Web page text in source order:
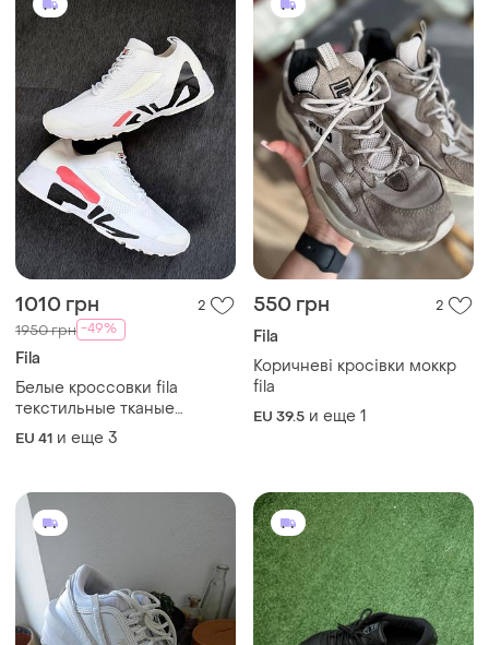
1010 грн 2
1950 грн -49%
Fila
Белые кроссовки fila
текстильные тканые
дышащие мокасины
слипоны
EU 41 и еще 3
550 грн 2
Fila
Коричневі кросівки моккр
fila
EU 39.5 и еще 1